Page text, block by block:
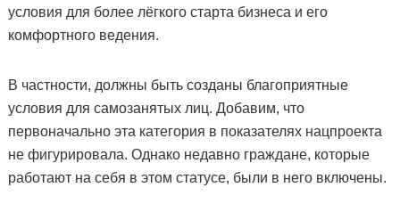
условия для более лёгкого старта бизнеса и его
комфортного ведения.
В частности, должны быть созданы благоприятные
условия для самозанятых лиц. Добавим, что
первоначально эта категория в показателях нацпроекта
не фигурировала. Однако недавно граждане, которые
работают на себя в этом статусе, были в него включены.